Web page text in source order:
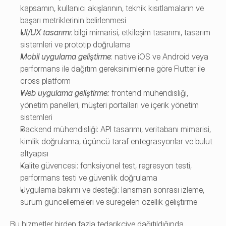
kapsamın, kullanıcı akışlarının, teknik kısıtlamaların ve
başarı metriklerinin belirlenmesi
UI/UX tasarımı: bilgi mimarisi, etkileşim tasarımı, tasarım
sistemleri ve prototip doğrulama
Mobil uygulama geliştirme: native iOS ve Android veya
performans ile dağıtım gereksinimlerine göre Flutter ile
cross platform
Web uygulama geliştirme: frontend mühendisliği,
yönetim panelleri, müşteri portalları ve içerik yönetim
sistemleri
Backend mühendisliği: API tasarımı, veritabanı mimarisi,
kimlik doğrulama, üçüncü taraf entegrasyonlar ve bulut
altyapısı
Kalite güvencesi: fonksiyonel test, regresyon testi,
performans testi ve güvenlik doğrulama
Uygulama bakımı ve desteği: lansman sonrası izleme,
sürüm güncellemeleri ve süregelen özellik geliştirme
Bu hizmetler birden fazla tedarikçiye dağıtıldığında